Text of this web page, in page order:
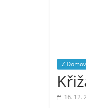
Z
16. 12.